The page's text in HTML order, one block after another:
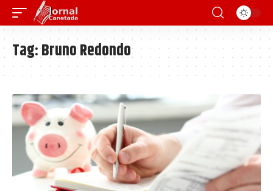
Tag:Bruno Redondo